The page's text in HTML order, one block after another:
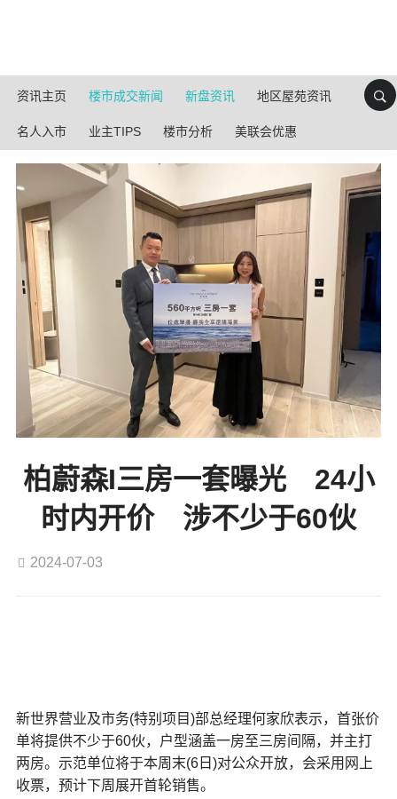
资讯主页 楼市成交新闻 新盘资讯 地区屋苑资讯
名人入市 业主TIPS 楼市分析 美联会优惠
柏蔚森I三房一套曝光 24小
时内开价 涉不少于60伙
2024-07-03
观。该盘部署24小时内公布首张价单。
新世界营业及市务(特别项目)部总经理何家欣表示，首张价
单将提供不少于60伙，户型涵盖一房至三房间隔，并主打
两房。示范单位将于本周末(6日)对公众开放，会采用网上
收票，预计下周展开首轮销售。